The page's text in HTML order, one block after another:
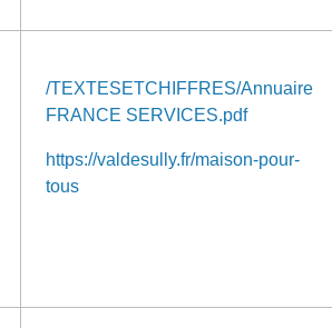
/TEXTESETCHIFFRES/Annuaire
FRANCE SERVICES.pdf
https://valdesully.fr/maison-pour-
tous